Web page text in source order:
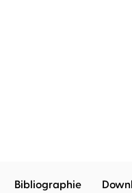
Bibliographie